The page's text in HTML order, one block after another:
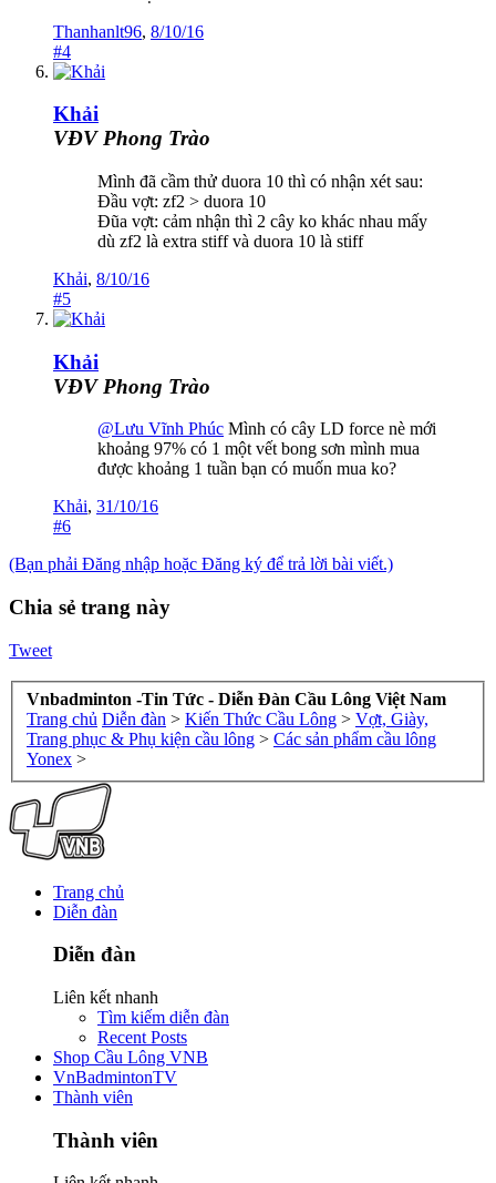
Thanhanlt96, 8/10/16
#4
Khải
VĐV Phong Trào
Mình đã cầm thử duora 10 thì có nhận xét sau:
Đầu vợt: zf2 > duora 10
Đũa vợt: cảm nhận thì 2 cây ko khác nhau mấy
dù zf2 là extra stiff và duora 10 là stiff
Khải, 8/10/16
#5
Khải
VĐV Phong Trào
@Lưu Vĩnh Phúc Mình có cây LD force nè mới
khoảng 97% có 1 một vết bong sơn mình mua
được khoảng 1 tuần bạn có muốn mua ko?
Khải, 31/10/16
#6
(Bạn phải Đăng nhập hoặc Đăng ký để trả lời bài viết.)
Chia sẻ trang này
Tweet
Vnbadminton -Tin Tức - Diễn Đàn Cầu Lông Việt Nam
Trang chủ Diễn đàn > Kiến Thức Cầu Lông > Vợt, Giày,
Trang phục & Phụ kiện cầu lông > Các sản phẩm cầu lông
Yonex >
Trang chủ
Diễn đàn
Diễn đàn
Liên kết nhanh
Tìm kiếm diễn đàn
Recent Posts
Shop Cầu Lông VNB
VnBadmintonTV
Thành viên
Thành viên